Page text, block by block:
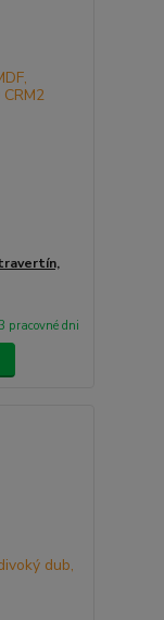
pracovné dni